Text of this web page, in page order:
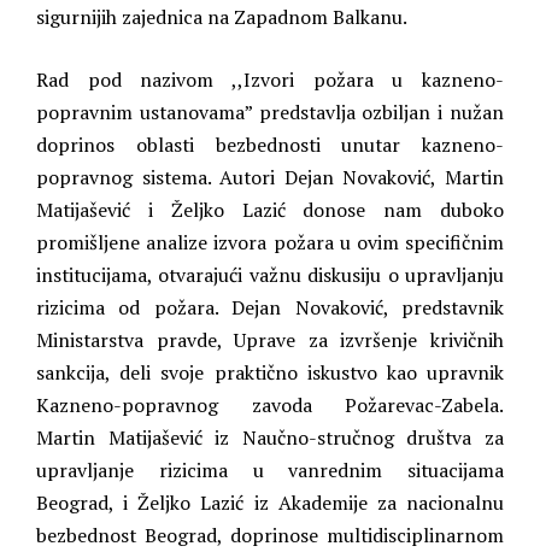
sigurnijih zajednica na Zapadnom Balkanu.
Rad pod nazivom ,,Izvori požara u kazneno-
popravnim ustanovama” predstavlja ozbiljan i nužan
doprinos oblasti bezbednosti unutar kazneno-
popravnog sistema. Autori Dejan Novaković, Martin
Matijašević i Željko Lazić donose nam duboko
promišljene analize izvora požara u ovim specifičnim
institucijama, otvarajući važnu diskusiju o upravljanju
rizicima od požara. Dejan Novaković, predstavnik
Ministarstva pravde, Uprave za izvršenje krivičnih
sankcija, deli svoje praktično iskustvo kao upravnik
Kazneno-popravnog zavoda Požarevac-Zabela.
Martin Matijašević iz Naučno-stručnog društva za
upravljanje rizicima u vanrednim situacijama
Beograd, i Željko Lazić iz Akademije za nacionalnu
bezbednost Beograd, doprinose multidisciplinarnom